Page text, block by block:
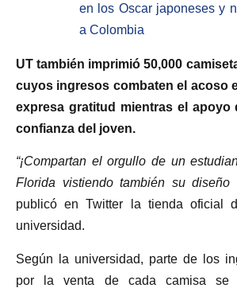
en los Oscar japoneses y
a Colombia
UT también imprimió 50,000
cuyos ingresos combaten el acoso
expresa gratitud mientras el apoyo
confianza del joven.
“¡Compartan el orgullo de un
Florida vistiendo también su diseño
publicó en Twitter la tienda oficial
universidad.
Según la universidad, parte de los
por la venta de cada camisa se